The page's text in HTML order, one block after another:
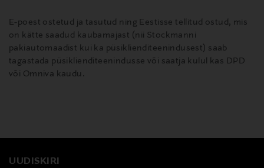
E-poest ostetud ja tasutud ning Eestisse tellitud ostud, mis
on kätte saadud kaubamajast (nii Stockmanni
pakiautomaadist kui ka püsiklienditeenindusest) saab
tagastada püsiklienditeenindusse või saatja kulul kas DPD
või Omniva kaudu.
UUDISKIRI